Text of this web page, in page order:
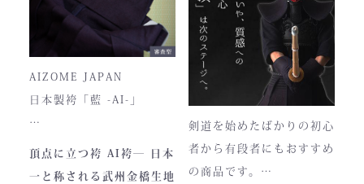
■仕様
ファスナー部分にはYKK製
を使用しております。
入荷時期やロットにより、
ファスナーのデザイン・仕
様が一部異なる場合がござ
質低価格をできるだけ再現
しております。特に籠手は
使いやすいと評判です。
AIZOME JAPAN
日本製袴「藍 -AI-」
― 武州正藍染 × 熊本工
場製作 ―
頂点に立つ袴 AI袴― 日本
一と称される武州金橋生地
剣道を始めたばかりの初心
者から有段者にもおすすめ
の商品です。